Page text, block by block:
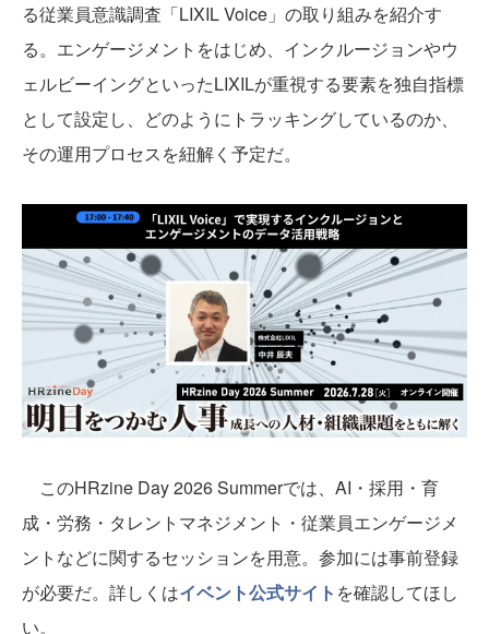
る従業員意識調査「LIXIL Voice」の取り組みを紹介す
る。エンゲージメントをはじめ、インクルージョンやウ
ェルビーイングといったLIXILが重視する要素を独自指標
として設定し、どのようにトラッキングしているのか、
その運用プロセスを紐解く予定だ。
このHRzine Day 2026 Summerでは、AI・採用・育
成・労務・タレントマネジメント・従業員エンゲージメ
ントなどに関するセッションを用意。参加には事前登録
が必要だ。詳しくはイベント公式サイト を確認してほし
い。